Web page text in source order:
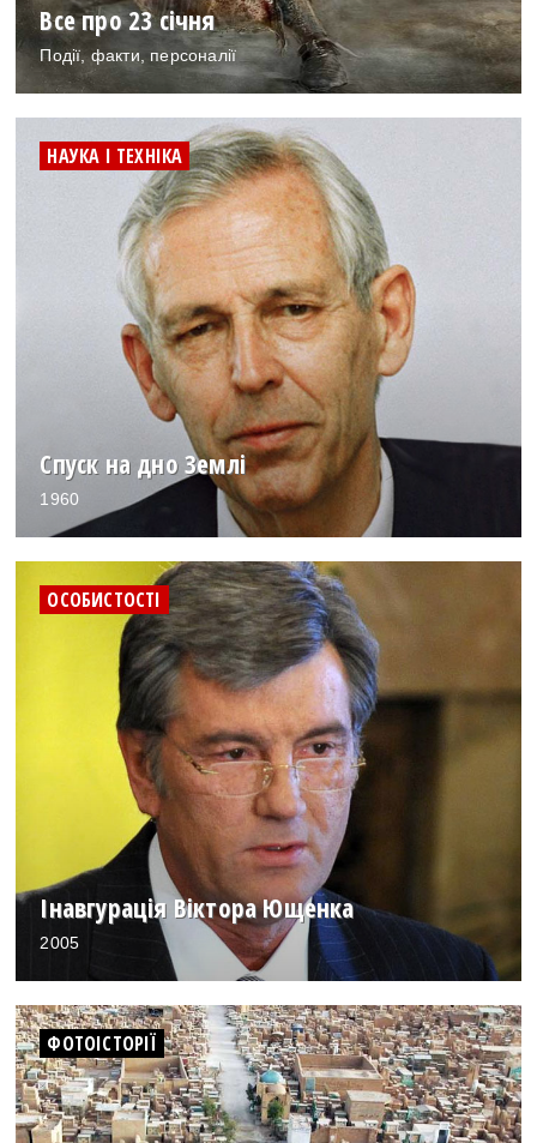
Все про 23 січня
Події, факти, персоналії
НАУКА І ТЕХНІКА
Спуск на дно Землі
1960
ОСОБИСТОСТІ
Інавгурація Віктора Ющенка
2005
ФОТОІСТОРІЇ